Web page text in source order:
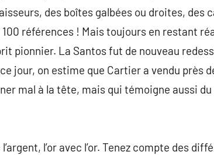
des boîtes galbées ou droites, des
références ! Mais toujours en restant
pionnier. La Santos fut de nouveau
jour, on estime que Cartier a vendu près
mal à la tête, mais qui témoigne aussi
l’or avec l’or. Tenez compte des